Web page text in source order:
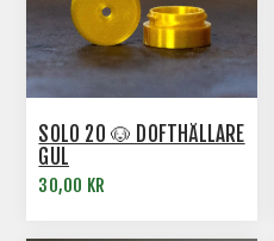
SOLO 20 🐶 DOFTHÅLLARE
GUL
30,00 KR